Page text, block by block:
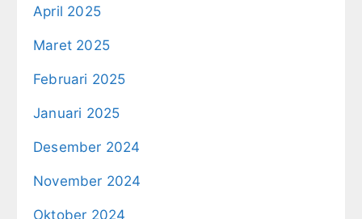
April 2025
Maret 2025
Februari 2025
Januari 2025
Desember 2024
November 2024
Oktober 2024